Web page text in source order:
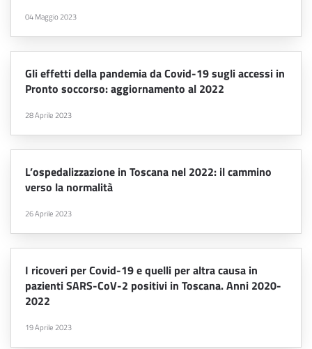
04 Maggio 2023
Gli effetti della pandemia da Covid-19 sugli accessi in
Pronto soccorso: aggiornamento al 2022
28 Aprile 2023
L’ospedalizzazione in Toscana nel 2022: il cammino
verso la normalità
26 Aprile 2023
I ricoveri per Covid-19 e quelli per altra causa in
pazienti SARS-CoV-2 positivi in Toscana. Anni 2020-
2022
19 Aprile 2023